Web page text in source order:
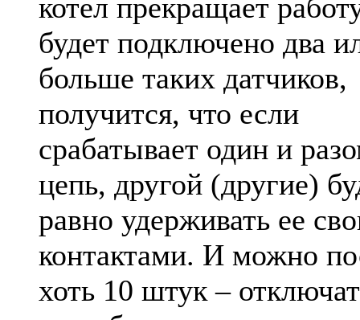
котел прекращает
будет подключено два
больше таких датчиков,
получится, что если
срабатывает один и
цепь, другой (другие)
равно удерживать ее
контактами. И можно
хоть 10 штук –